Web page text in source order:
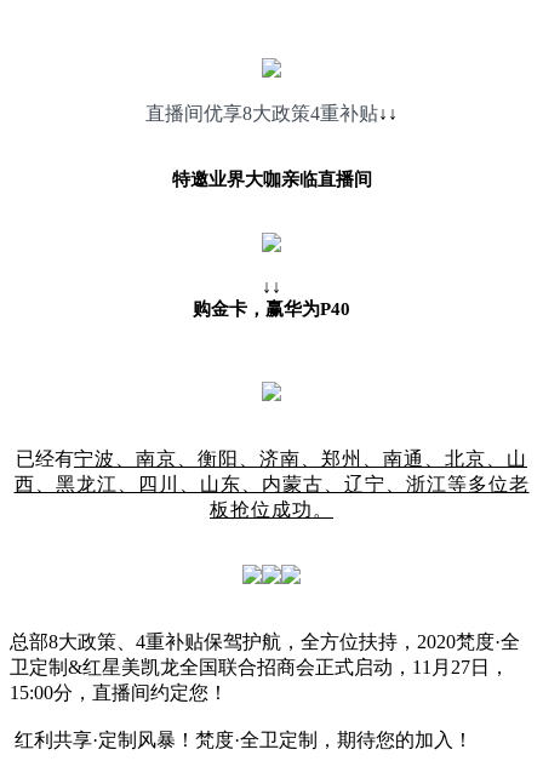
直播间优享8大政策4重补贴↓↓
特邀业界大咖亲临直播间
↓↓
购金卡，赢华为P40
已经有宁波、南京、衡阳、济南、郑州、南通、北京、山
西、黑龙江、四川、山东、内蒙古、辽宁、浙江等多位老
板抢位成功。
总部8大政策、4重补贴保驾护航，全方位扶持，2020梵度·全
卫定制&红星美凯龙全国联合招商会正式启动，11月27日，
15:00分，直播间约定您！
红利共享·定制风暴！梵度·全卫定制，期待您的加入！